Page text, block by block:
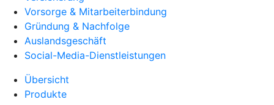
Vorsorge & Mitarbeiterbindung
Gründung & Nachfolge
Auslandsgeschäft
Social-Media-Dienstleistungen
Übersicht
Produkte